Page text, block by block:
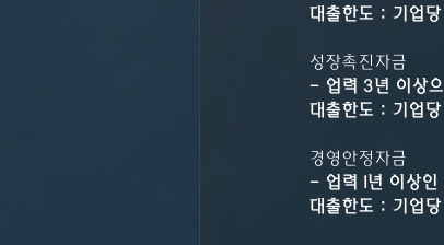
대출한도 : 기업
성장촉진자금
- 업력 3년 이상
대출한도 : 기업당
경영안정자금
- 업력 1년 이상인
대출한도 : 기업